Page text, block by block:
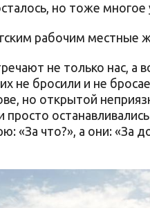
но тоже
рабочим местные
не только нас, а
не бросили и не
но открытой
«За что?», а они: «За